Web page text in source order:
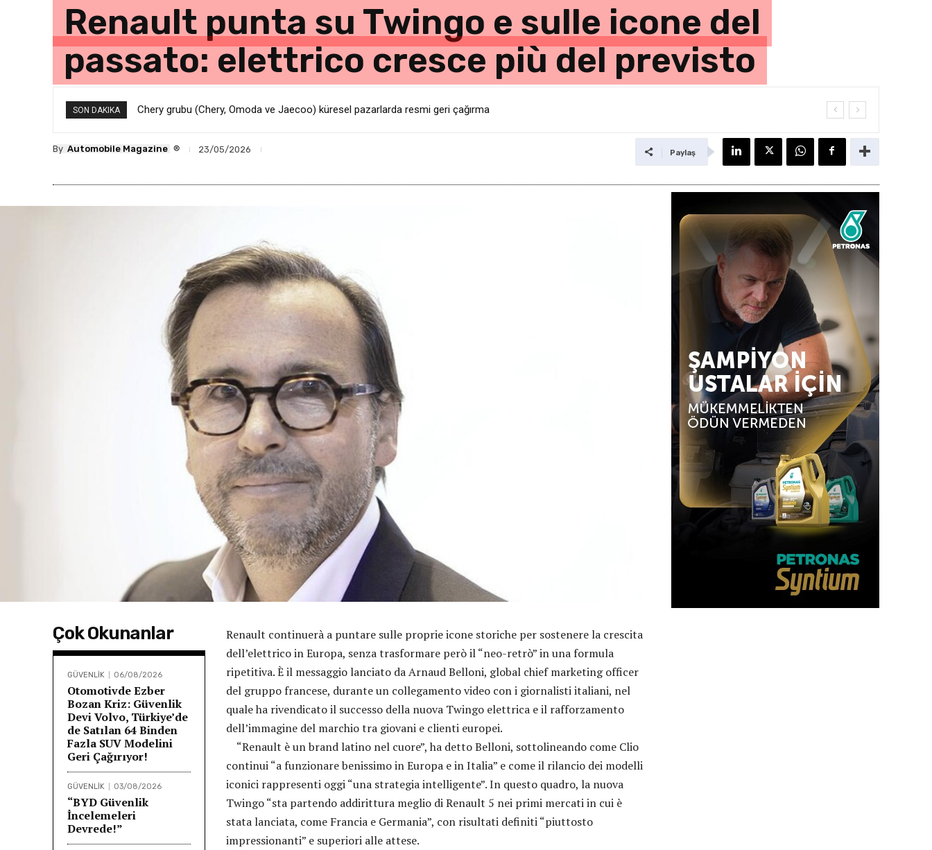
Renault punta su Twingo e sulle icone del
passato: elettrico cresce più del previsto
SON DAKIKA Chery grubu (Chery, Omoda ve Jaecoo) küresel pazarlarda resmi geri çağırma
By Automobile Magazine ® 23/05/2026 Paylaş
Çok Okunanlar
GÜVENLİK 06/08/2026
Otomotivde Ezber
Bozan Kriz: Güvenlik
Devi Volvo, Türkiye’de
de Satılan 64 Binden
Fazla SUV Modelini
Geri Çağırıyor!
GÜVENLİK 03/08/2026
“BYD Güvenlik
İncelemeleri
Devrede!”
Renault continuerà a puntare sulle proprie icone storiche per sostenere la crescita
dell’elettrico in Europa, senza trasformare però il “neo-retrò” in una formula
ripetitiva. È il messaggio lanciato da Arnaud Belloni, global chief marketing officer
del gruppo francese, durante un collegamento video con i giornalisti italiani, nel
quale ha rivendicato il successo della nuova Twingo elettrica e il rafforzamento
dell’immagine del marchio tra giovani e clienti europei.
“Renault è un brand latino nel cuore”, ha detto Belloni, sottolineando come Clio
continui “a funzionare benissimo in Europa e in Italia” e come il rilancio dei modelli
iconici rappresenti oggi “una strategia intelligente”. In questo quadro, la nuova
Twingo “sta partendo addirittura meglio di Renault 5 nei primi mercati in cui è
stata lanciata, come Francia e Germania”, con risultati definiti “piuttosto
impressionanti” e superiori alle attese.